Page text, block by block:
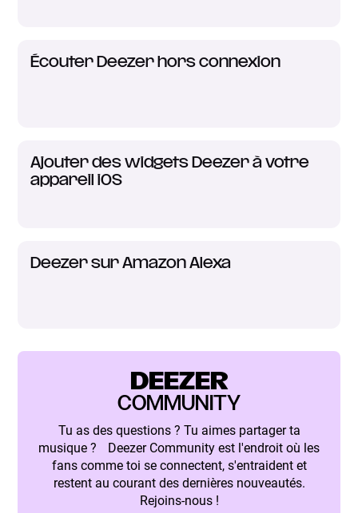
Écouter Deezer hors connexion
Ajouter des widgets Deezer à votre
appareil iOS
Deezer sur Amazon Alexa
DEEZER
COMMUNITY
Tu as des questions ? Tu aimes partager ta
musique ? Deezer Community est l'endroit où les
fans comme toi se connectent, s'entraident et
restent au courant des dernières nouveautés.
Rejoins-nous !